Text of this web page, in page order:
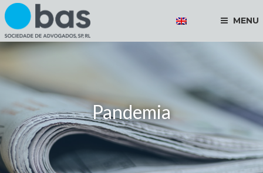
MENU
Pandemia